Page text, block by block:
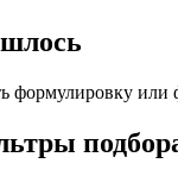
формулировку или